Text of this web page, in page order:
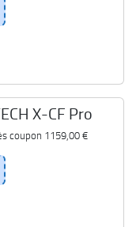
X-CF Pro
coupon 1159,00 €